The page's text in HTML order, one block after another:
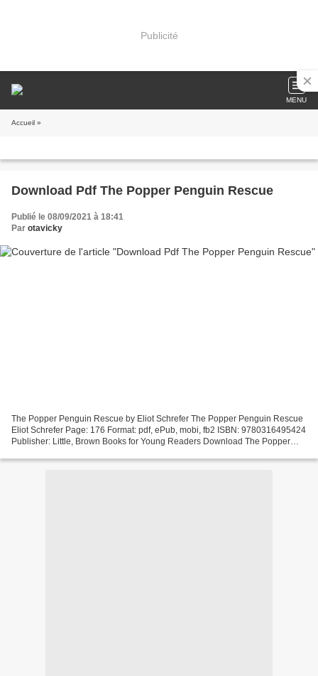
Publicité
MENU
Accueil »
Download Pdf The Popper Penguin Rescue
Publié le 08/09/2021 à 18:41
Par otavicky
The Popper Penguin Rescue by Eliot Schrefer The Popper Penguin Rescue
Eliot Schrefer Page: 176 Format: pdf, ePub, mobi, fb2 ISBN: 9780316495424
Publisher: Little, Brown Books for Young Readers Download The Popper